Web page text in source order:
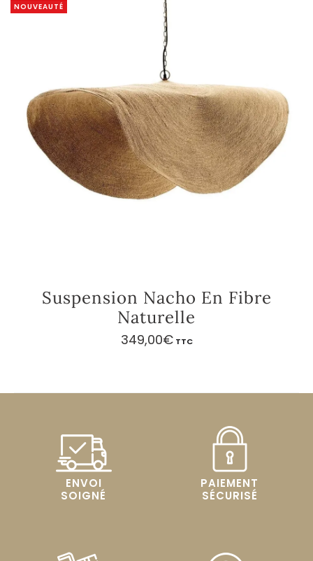
NOUVEAUTÉ
Suspension Nacho En Fibre
Naturelle
349,00€ TTC
ENVOI
SOIGNÉ
PAIEMENT
SÉCURISÉ